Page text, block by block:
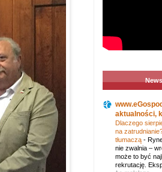
aktualności,
Dlaczego
na
tłumaczą -
nie zwalnia –
może to być
rekrutację.